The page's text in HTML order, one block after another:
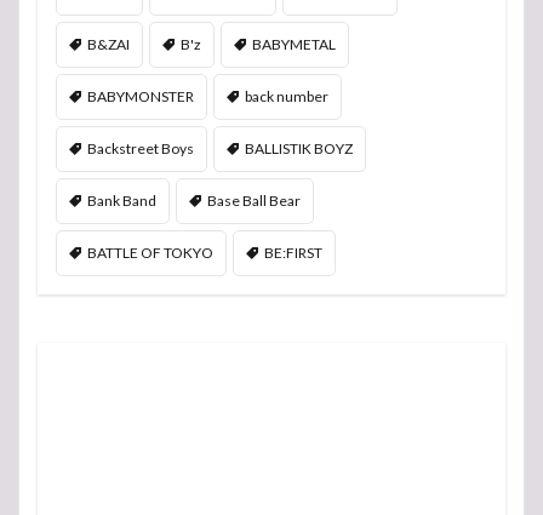
B&ZAI B'z BABYMETAL
BABYMONSTER back number
Backstreet Boys BALLISTIK BOYZ
Bank Band Base Ball Bear
BATTLE OF TOKYO BE:FIRST